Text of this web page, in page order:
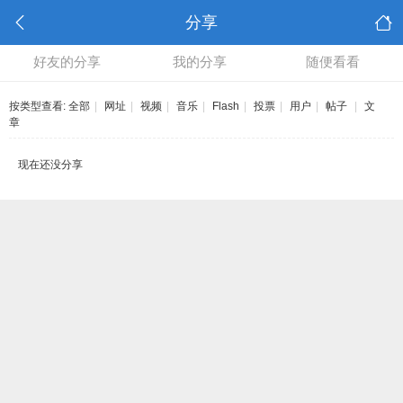
分享
好友的分享 我的分享 随便看看
按类型查看: 全部 网址 视频 音乐 Flash 投票 用户 帖子
文
章
现在还没分享